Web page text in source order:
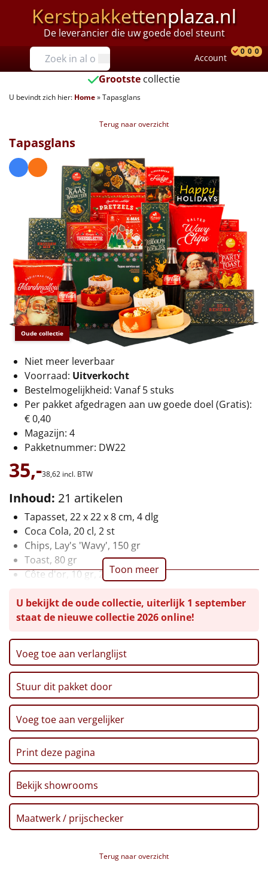
Kerstpakkettenplaza.nl
De leverancier die uw goede doel steunt
Prijzen
Tot €25
€25 tot €35
€40 tot €45
€45 tot €50
€50 tot €55
€55 tot €75
€75 tot €100
€100 en hoger
Alle kerstpakketten 2026
Thema
Origineel
Rituals
Luxe
Mannen
Vrouwen
Duurzaam
Leuke
Uniek
Alle thema's
Artikel
Hitster NIEUW
Pizzarette
Tas
Wake up light
NIEUW
Borrelplank
Account
0 0 0
Grootste collectie
U bevindt zich hier: Home»Tapasglans
Terug naar overzicht
Oude collectie
Tapasglans
Niet meer leverbaar
Voorraad: Uitverkocht
Bestelmogelijkheid: Vanaf 5 stuks
Per pakket afgedragen aan uw goede doel (Gratis):
€ 0,40
Magazijn: 4
Pakketnummer: DW22
35,-38,62 incl. BTW
Inhoud: 21 artikelen
Tapasset, 22 x 22 x 8 cm, 4 dlg
Coca Cola, 20 cl, 2 st
Chips, Lay's 'Wavy', 150 gr
Toast, 80 gr
Côte d'or, 10 gr, 2 st
Thee, 3 smaken
Kruidenmix, 30 gr
Goudse kaas baguettes, 75 gr
Kerst chocolade, 40 gr
Chocolade Rendier, 90 gr
Koekjes, 150 gr
Kerstkaart 'Happy Holidays'
Verpakt in een feestelijke kerstdoos, 39 x 29 x 12,6
cm
Toon meer
U bekijkt de oude collectie, uiterlijk 1 september
staat de nieuwe collectie 2026 online!
Voeg toe aan verlanglijst
Stuur dit pakket door
Voeg toe aan vergelijker
Print deze pagina
Bekijk showrooms
Maatwerk / prijschecker
Terug naar overzicht